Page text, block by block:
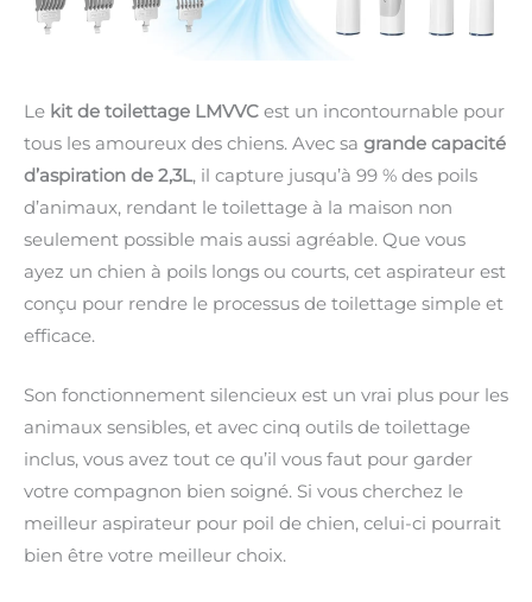
Le kit de toilettage LMVVC est un incontournable pour
tous les amoureux des chiens. Avec sa grande capacité
d’aspiration de 2,3L, il capture jusqu’à 99 % des poils
d’animaux, rendant le toilettage à la maison non
seulement possible mais aussi agréable. Que vous
ayez un chien à poils longs ou courts, cet aspirateur est
conçu pour rendre le processus de toilettage simple et
efficace.
Son fonctionnement silencieux est un vrai plus pour les
animaux sensibles, et avec cinq outils de toilettage
inclus, vous avez tout ce qu’il vous faut pour garder
votre compagnon bien soigné. Si vous cherchez le
meilleur aspirateur pour poil de chien, celui-ci pourrait
bien être votre meilleur choix.